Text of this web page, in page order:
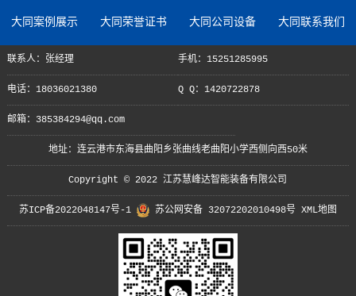
大同案例展示 大同荣誉证书 大同公司设备 大同联系我们
联系人：张经理 手机：15251285995
电话：18036021380 Q Q：1420722878
邮箱：385384294@qq.com
地址：连云港市东海县曲阳乡张曲线老曲阳小学西侧向西50米
Copyright © 2022 江苏慧峰达智能装备有限公司
苏ICP备2022048147号-1 苏公网安备 32072202010498号 XML地图